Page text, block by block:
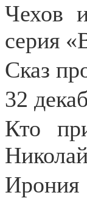
Чехов
серия
Сказ
32
Кто